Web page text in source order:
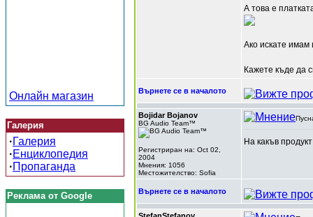
Онлайн магазин
Галерия
·Галерия
·Енциклопедия
·Пропаганда
Реклама от Google
А това е
Ако искате
Кажете къде да
Върнете се в началото
Bojidar Bojanov
BG Audio Team™
Регистриран на: Oct 02,
2004
Мнения: 1056
Местожителство: Sofia
На какъв
Върнете се в началото